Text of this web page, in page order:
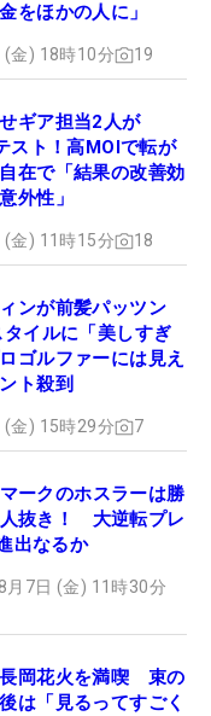
をほかの人に」
金) 18時10分 19
ギア担当2人が
スト！高MOIで転が
在で「結果の改善効
外性」
金) 11時15分 18
ンが前髪パッツン
イルに「美しすぎ
ゴルファーには見え
ト殺到
金) 15時29分 7
マークのホスラーは勝
抜き！ 大逆転プレ
出なるか
月7日 (金) 11時30分
岡花火を満喫 束の
は「見るってすごく